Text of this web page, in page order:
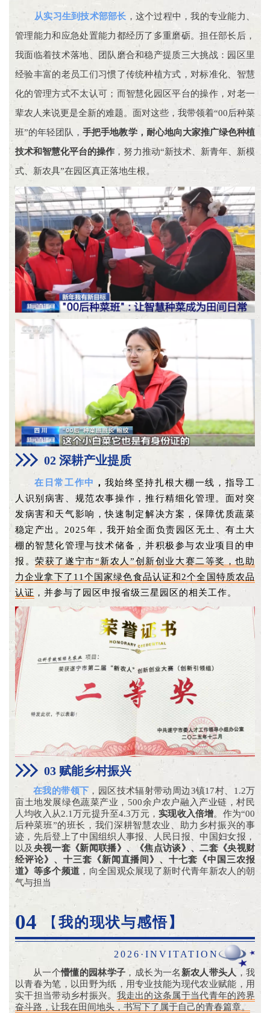
从实习生到技术部部长 ，这个过程中，我的专业能力、
管理能力和应急处置能力都经历了多重磨砺。担任部长后，
我面临着技术落地、团队磨合和稳产提质三大挑战：园区里
经验丰富的老员工们习惯了传统种植方式，对标准化、智慧
化的管理方式不太认可；而智慧化园区平台的操作，对老一
辈农人来说更是全新的难题。面对这些，我带领着“00后种菜
班”的年轻团队，手把手地教学，耐心地向大家推广绿色种植
技术和智慧化平台的操作 ，努力推动“新技术、新青年、新模
式、新农具”在园区真正落地生根。
02 深耕产业提质
在日常工作中 ， 我始终坚持扎根大棚一线，指导工
人识别病害、规范农事操作，推行精细化管理。面对突
发病害和天气影响，快速制定解决方案，保障优质蔬菜
稳定产出。2025年，我开始全面负责园区无土、有土大
棚的智慧化管理与技术储备，并积极参与农业项目的申
报。荣获了遂宁市“新农人”创新创业大赛二等奖，也助
力企业拿下了11个国家绿色食品认证和2个全国特质农品
认证 ，并参与了园区申报省级三星园区的相关工作。
03 赋能乡村振兴
在我的带领下 ，园区技术辐射带动周边3镇17村、1.2万
亩土地发展绿色蔬菜产业，500余户农户融入产业链，村民
人均收入从2.1万元提升至4.3万元，实现收入倍增。作为“00
后种菜班”的班长，我们深耕智慧农业、助力乡村振兴的事
迹，先后登上了中国组织人事报、人民日报、中国妇女报，
以及 央视一套《新闻联播》、《焦点访谈》、二套《央视财
经评论》、十三套《新闻直播间》、十七套《中国三农报
道》等多个频道 ，向全国观众展现了新时代青年新农人的朝
气与担当
04 【 我的现状与感悟】
2026·INVITATION
从一个懵懂的园林学子 ，成长为一名新农人带头人 ，我
以青春为笔，以田野为纸，用专业技能为现代农业赋能，用
实干担当带动乡村振兴。 我走出的这条属于当代青年的跨界
奋斗路，让我在田间地头，书写下了属于自己的青春篇章。